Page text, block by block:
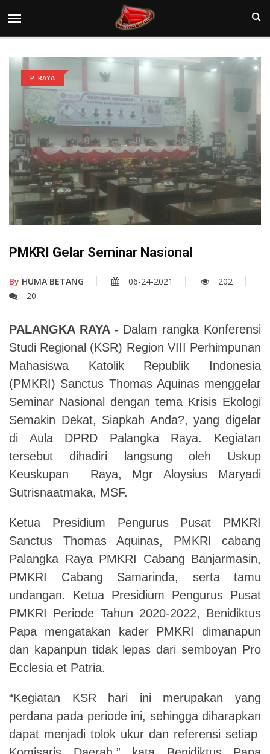
P. RAYA
PMKRI Gelar Seminar Nasional
By HUMA BETANG 06-24-2021
202
20
PALANGKA RAYA - Dalam rangka Konferensi
Studi Regional (KSR) Region VIII Perhimpunan
Mahasiswa Katolik Republik Indonesia
(PMKRI) Sanctus Thomas Aquinas menggelar
Seminar Nasional dengan tema Krisis Ekologi
Semakin Dekat, Siapkah Anda?, yang digelar
di Aula DPRD Palangka Raya. Kegiatan
tersebut dihadiri langsung oleh Uskup
Keuskupan Raya, Mgr Aloysius Maryadi
Sutrisnaatmaka, MSF.
Ketua Presidium Pengurus Pusat PMKRI
Sanctus Thomas Aquinas, PMKRI cabang
Palangka Raya PMKRI Cabang Banjarmasin,
PMKRI Cabang Samarinda, serta tamu
undangan. Ketua Presidium Pengurus Pusat
PMKRI Periode Tahun 2020-2022, Benidiktus
Papa mengatakan kader PMKRI dimanapun
dan kapanpun tidak lepas dari semboyan Pro
Ecclesia et Patria.
“Kegiatan KSR hari ini merupakan yang
perdana pada periode ini, sehingga diharapkan
dapat menjadi tolok ukur dan referensi setiap